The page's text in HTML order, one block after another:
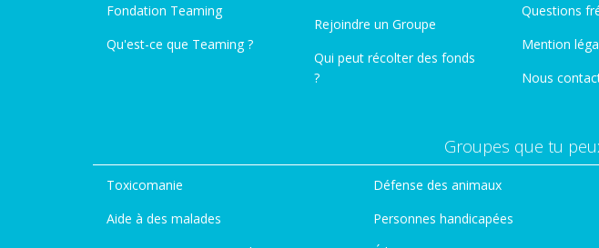
Fondation Teaming
Qu'est-ce que Teaming ?
Rejoindre un Groupe
Qui peut récolter des fonds
?
Questions
Mention
Nous
Groupes que tu
Toxicomanie
Aide à des malades
Défense des animaux
Personnes handicapées